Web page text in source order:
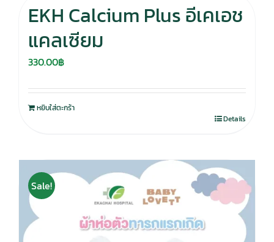
EKH Calcium Plus อีเคเอช
แคลเซียม
330.00฿
หยิบใส่ตะกร้า
Details
Sale!